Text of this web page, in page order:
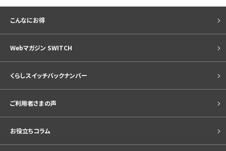
こんなにお得
Webマガジン SWITCH
くらしスイッチバックナンバー
ご利用者さまの声
お役立ちコラム